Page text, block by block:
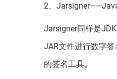
2、
Jarsigner同样是
JAR文件进行数字
的签名工具。